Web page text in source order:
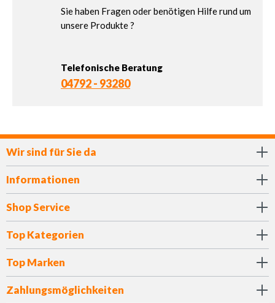
Sie haben Fragen oder benötigen Hilfe rund um
unsere Produkte ?
Telefonische Beratung
04792 - 93280
Wir sind für Sie da
Informationen
Shop Service
Top Kategorien
Top Marken
Zahlungsmöglichkeiten